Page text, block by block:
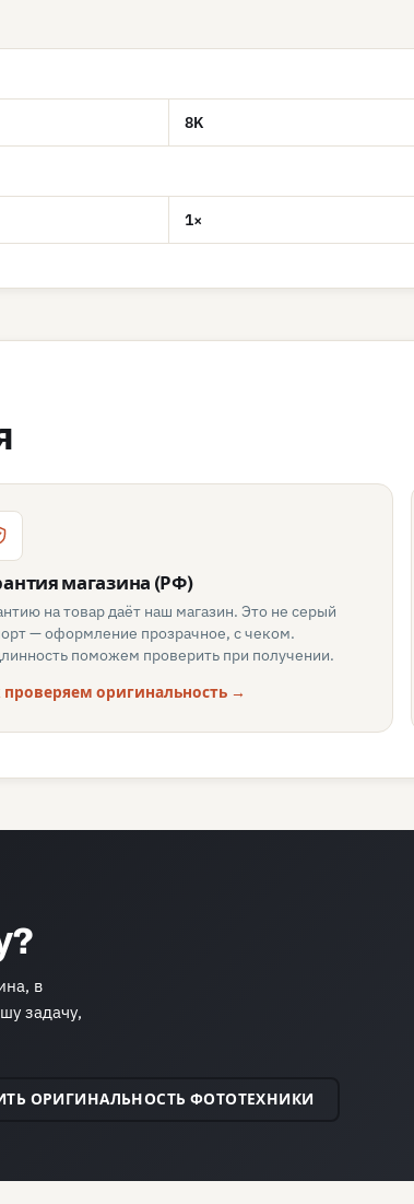
8K
1×
магазина (РФ)
на товар даёт наш магазин. Это не серый
— оформление прозрачное, с чеком.
поможем проверить при получении.
проверяем оригинальность →
в
задачу,
ОРИГИНАЛЬНОСТЬ ФОТОТЕХНИКИ